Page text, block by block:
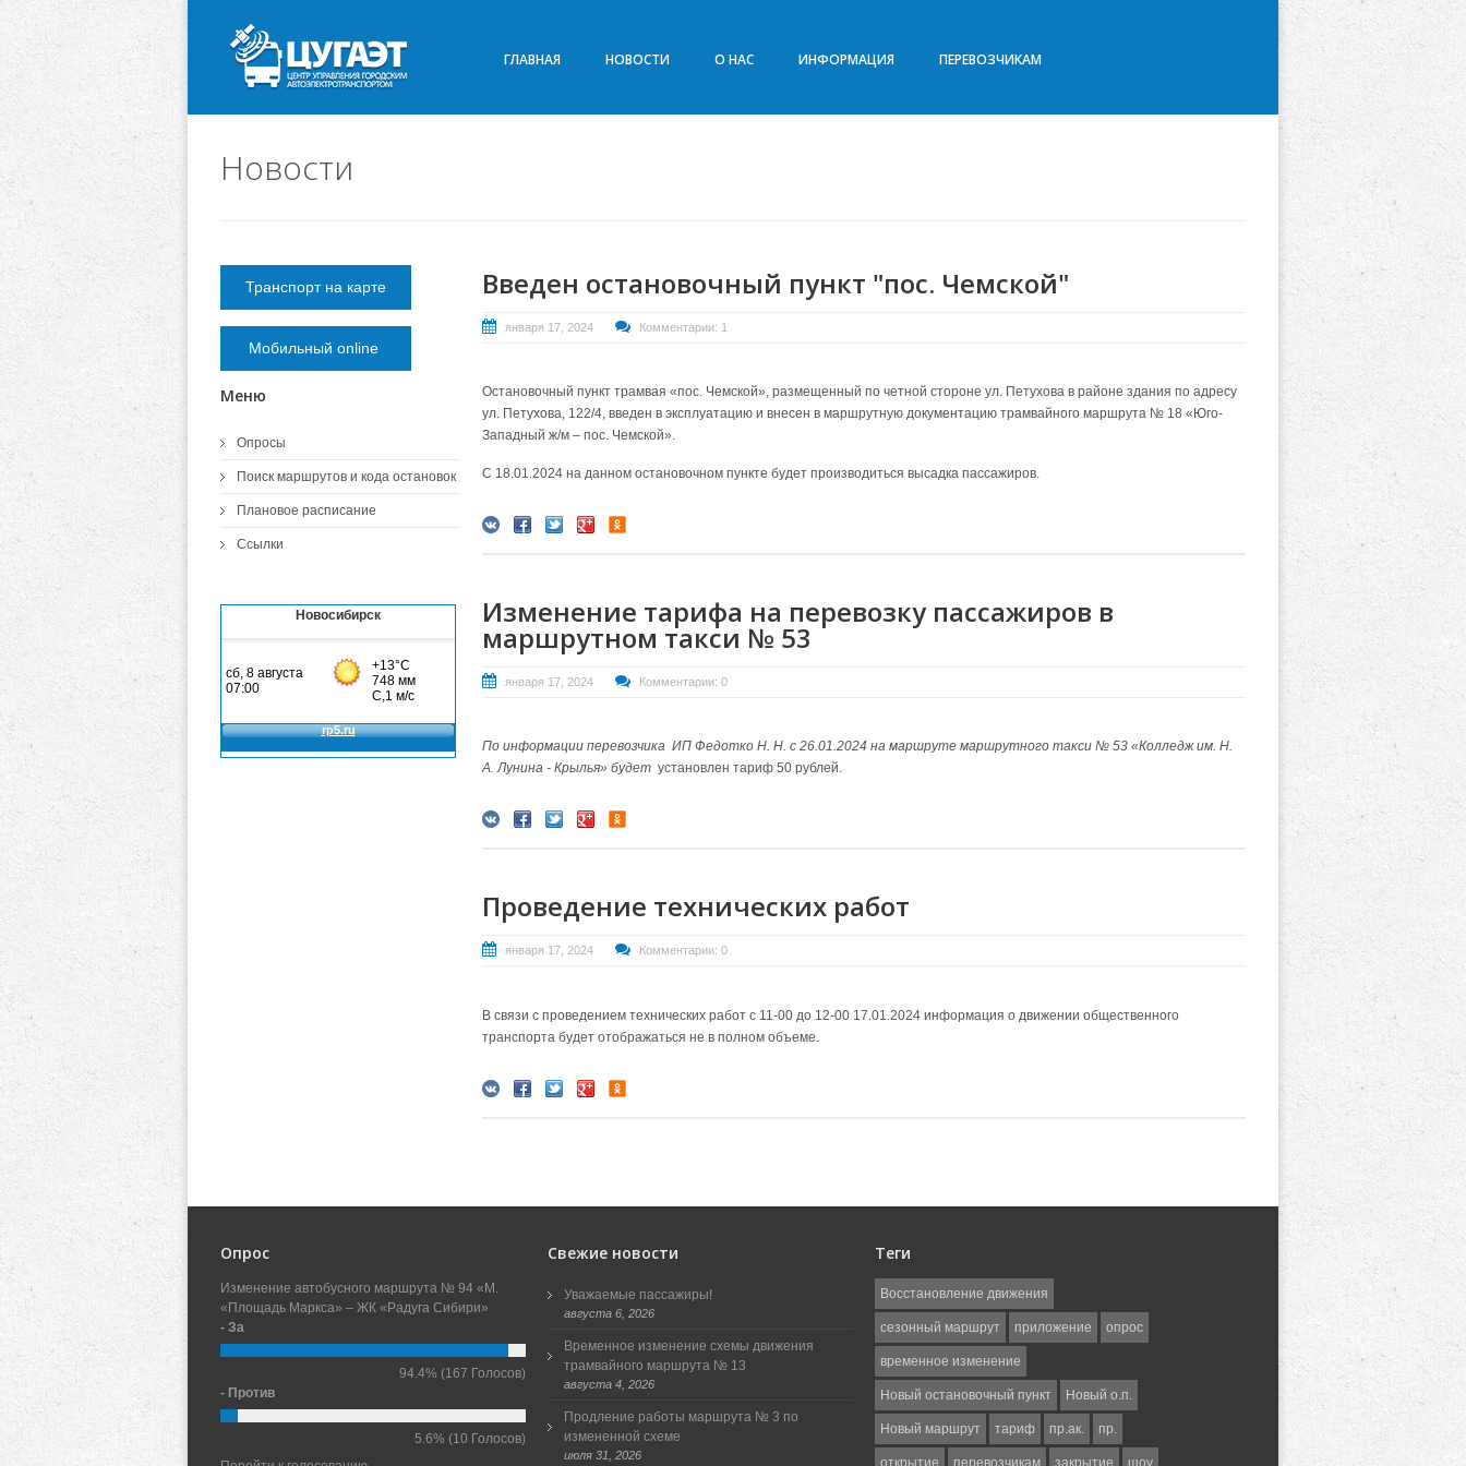
ГЛАВНАЯ НОВОСТИ О НАС ИНФОРМАЦИЯ ПЕРЕВОЗЧИКАМ
Новости
Введен остановочный пункт "пос. Чемской"
января 17, 2024 Комментарии: 1
Остановочный пункт трамвая «пос. Чемской», размещенный по четной стороне ул. Петухова в районе здания по адресу
ул. Петухова, 122/4, введен в эксплуатацию и внесен в маршрутную документацию трамвайного маршрута № 18 «Юго-
Западный ж/м – пос. Чемской».
С 18.01.2024 на данном остановочном пункте будет производиться высадка пассажиров.
Изменение тарифа на перевозку пассажиров в
маршрутном такси № 53
января 17, 2024 Комментарии: 0
По информации перевозчика ИП Федотко Н. Н. с 26.01.2024 на маршруте маршрутного такси № 53 «Колледж им. Н.
А. Лунина - Крылья» будет установлен тариф 50 рублей.
Проведение технических работ
января 17, 2024 Комментарии: 0
В связи с проведением технических работ с 11-00 до 12-00 17.01.2024 информация о движении общественного
транспорта будет отображаться не в полном объеме.
Транспорт на карте
Мобильный online
Меню
Опросы
Поиск маршрутов и кода остановок
Плановое расписание
Ссылки
Новосибирск
Опрос
Изменение автобусного маршрута № 94 «М.
«Площадь Маркса» – ЖК «Радуга Сибири»
- За
94.4% (167 Голосов)
- Против
5.6% (10 Голосов)
Свежие новости
Уважаемые пассажиры!
августа 6, 2026
Временное изменение схемы движения
трамвайного маршрута № 13
августа 4, 2026
Продление работы маршрута № 3 по
измененной схеме
июля 31, 2026
Теги
Восстановление движения
сезонный маршрут приложение опрос
временное изменение
Новый остановочный пункт Новый о.п.
Новый маршрут тариф пр.ак. пр.
открытие перевозчикам закрытие шоу